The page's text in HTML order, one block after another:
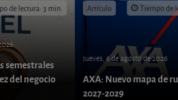
de lectura: 3 min.
semestrales
del negocio
Artículo Tiempo de
jueves, 6 de agosto de 2026
AXA: Nuevo mapa de
2027-2029